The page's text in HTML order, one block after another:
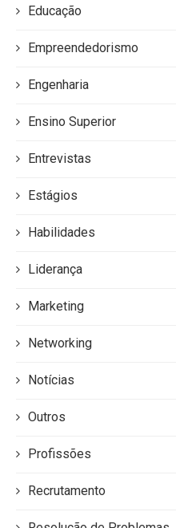
Educação
Empreendedorismo
Engenharia
Ensino Superior
Entrevistas
Estágios
Habilidades
Liderança
Marketing
Networking
Notícias
Outros
Profissões
Recrutamento